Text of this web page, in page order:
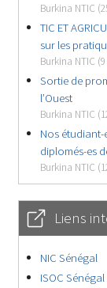
Burkina NTIC
TIC ET
sur les
Burkina NTIC
Sortie de
l’Ouest
Burkina NTIC
Nos étudiant-
diplomés-es
Burkina NTIC
Liens
NIC Sénégal
ISOC Sénégal